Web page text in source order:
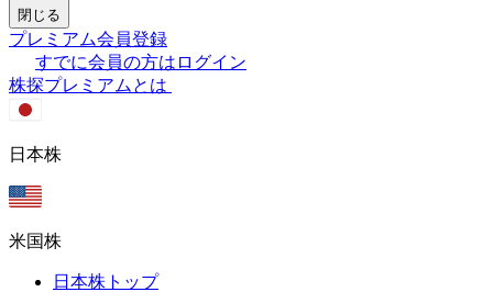
閉じる
プレミアム会員登録
すでに会員の方はログイン
株探プレミアムとは
日本株
米国株
日本株トップ